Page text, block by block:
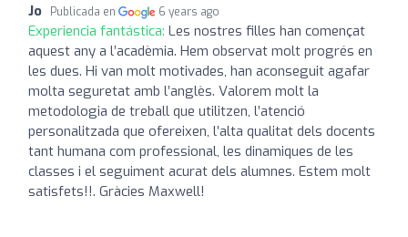
Jo Publicada en 6 years ago
Experiencia fantástica: Les nostres filles han començat
aquest any a l’acadèmia. Hem observat molt progrés en
les dues. Hi van molt motivades, han aconseguit agafar
molta seguretat amb l’anglès. Valorem molt la
metodologia de treball que utilitzen, l’atenció
personalitzada que ofereixen, l’alta qualitat dels docents
tant humana com professional, les dinamiques de les
classes i el seguiment acurat dels alumnes. Estem molt
satisfets!!. Gràcies Maxwell!